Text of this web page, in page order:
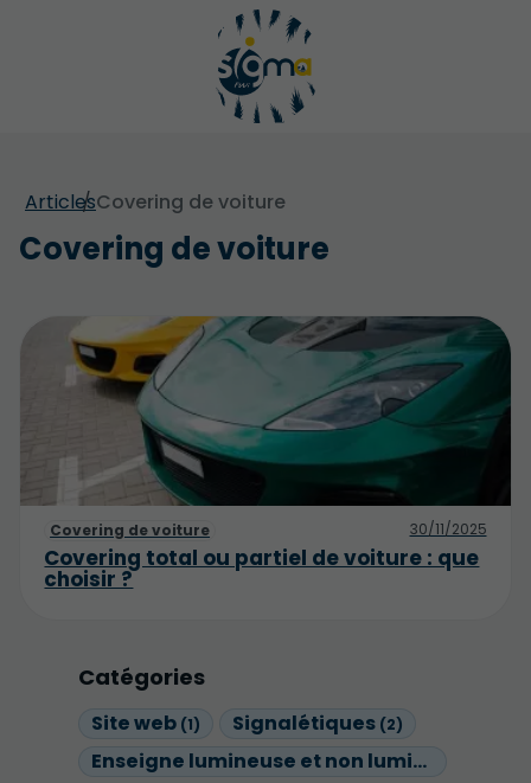
Catégories
Site web (1) Signalétiques (2)
Enseigne lumineuse et non lumineuse
ArticlesCovering de voiture
Covering de voiture
Covering de voiture 30/11/2025
Covering total ou partiel de voiture : que
choisir ?